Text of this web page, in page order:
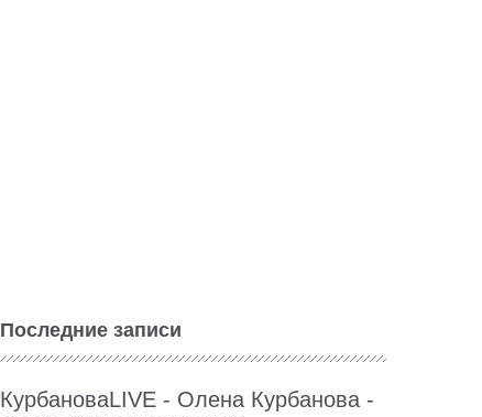
Последние записи
КурбановаLIVE - Олена Курбанова -